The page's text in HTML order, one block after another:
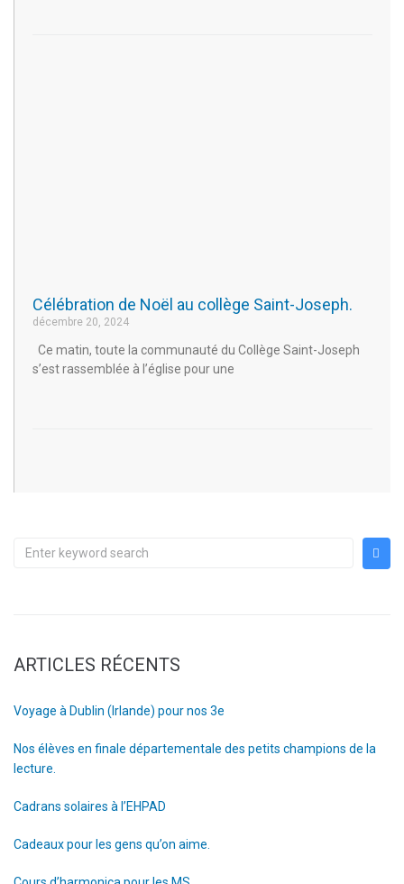
Célébration de Noël au collège Saint-Joseph.
décembre 20, 2024
Ce matin, toute la communauté du Collège Saint-Joseph
s’est rassemblée à l’église pour une
ARTICLES RÉCENTS
Voyage à Dublin (Irlande) pour nos 3e
Nos élèves en finale départementale des petits champions de la
lecture.
Cadrans solaires à l’EHPAD
Cadeaux pour les gens qu’on aime.